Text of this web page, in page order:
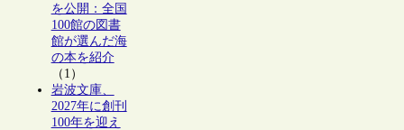
を公開：全国
100館の図書
館が選んだ海
の本を紹介
（1）
岩波文庫、
2027年に創刊
100年を迎え